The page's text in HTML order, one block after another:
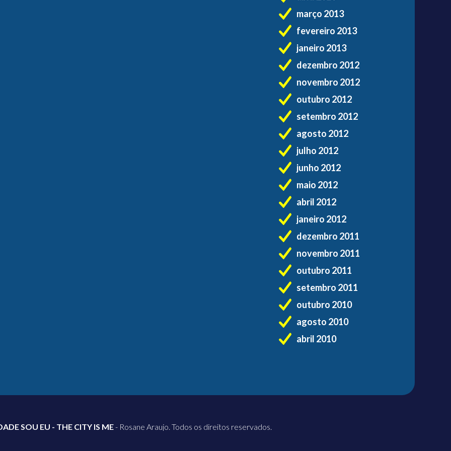
março 2013
fevereiro 2013
janeiro 2013
dezembro 2012
novembro 2012
outubro 2012
setembro 2012
agosto 2012
julho 2012
junho 2012
maio 2012
abril 2012
janeiro 2012
dezembro 2011
novembro 2011
outubro 2011
setembro 2011
outubro 2010
agosto 2010
abril 2010
SOU EU - THE CITY IS ME- Rosane Araujo. Todos os direitos reservados.